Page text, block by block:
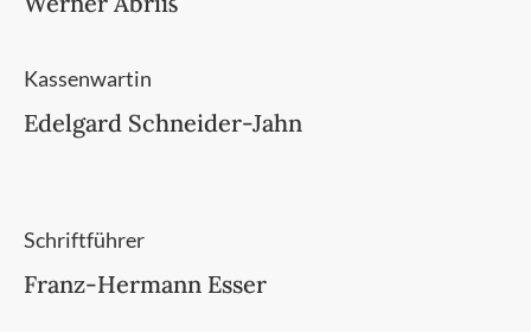
Kassenwartin
Edelgard Schneider-Jahn
Schriftführer
Franz-Hermann Esser